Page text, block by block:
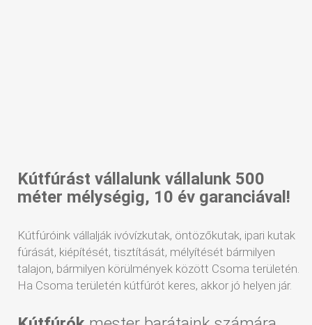
Kútfúrást vállalunk vállalunk 500
méter mélységig, 10 év garanciával!
Kútfúróink vállalják ivóvízkutak, öntözőkutak, ipari kutak
fúrását, kiépítését, tisztítását, mélyítését bármilyen
talajon, bármilyen körülmények között Csoma területén.
Ha Csoma területén kútfúrót keres, akkor jó helyen jár.